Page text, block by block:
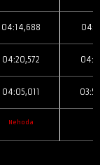
04:14,688
04:20,572
04:05,011
Nehoda